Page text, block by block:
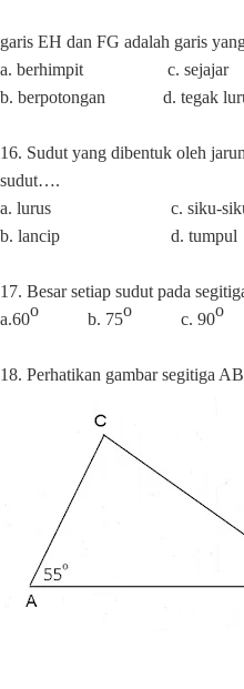
garis EH dan FG adalah garis
a. berhimpit
c. sejajar
b. berpotongan
d. tegak
16. Sudut yang dibentuk oleh
sudut….
a. lurus
c. siku-
b. lancip
d. tumpul
17. Besar setiap sudut pada
a.60o b. 75o c. 90o
18. Perhatikan gambar segitiga